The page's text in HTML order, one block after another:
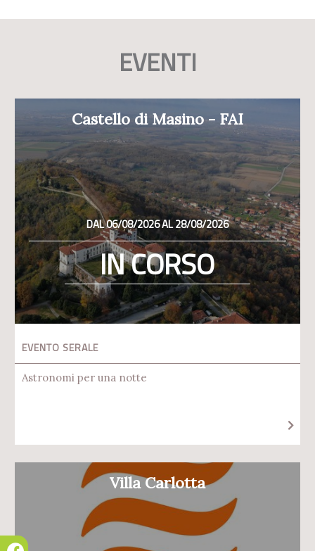
EVENTI
Castello di Masino - FAI
DAL 06/08/2026 AL 28/08/2026
IN CORSO
EVENTO SERALE
Astronomi per una notte
Villa Carlotta